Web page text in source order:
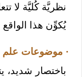
نظريَّة كُليَّة لا
يُكوِّن هذا
· موضوعات علم
باختصار شديد،